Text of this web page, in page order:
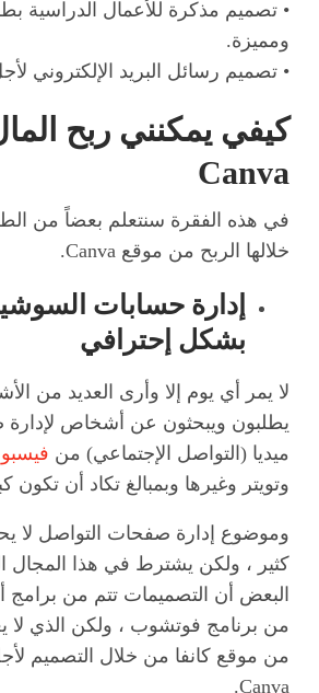
• تصميم مذكرة للأعمال الدراسية
ومميزة.
• تصميم رسائل البريد الإلكتروني
كيفي يمكنني ربح
Canva
في هذه الفقرة سنتعلم بعضاً من
خلالها الربح من موقع Canva.
إدارة حسابات
بشكل إحترافي
لا يمر أي يوم إلا وأرى العديد من
يطلبون ويبحثون عن أشخاص
ميديا (التواصل الإجتماعي) من
وتويتر وغيرها وبمبالغ تكاد أن تكون
وموضوع إدارة صفحات التواصل لا
كثير ، ولكن يشترط في هذا المجال
البعض أن التصميمات تتم من برامج
من برنامج فوتشوب ، ولكن الذي لا
من موقع كانفا من خلال التصميم
Canva.